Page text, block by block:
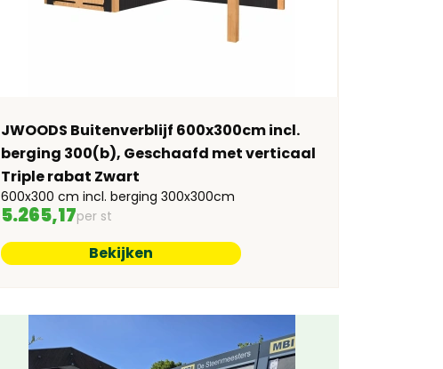
JWOODS Buitenverblijf 600x300cm incl.
berging 300(b), Geschaafd met verticaal
Triple rabat Zwart
600x300 cm incl. berging 300x300cm
5.265,17per st
Bekijken